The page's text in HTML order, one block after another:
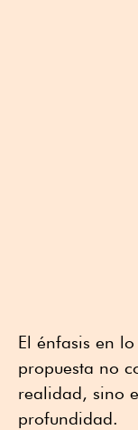
El énfasis en
propuesta no
realidad, sino
profundidad.